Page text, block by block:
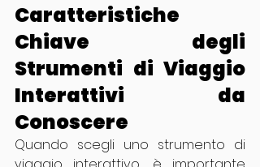
Caratteristiche
Chiave degli
Strumenti di Viaggio
Interattivi da
Conoscere
Quando scegli uno strumento di